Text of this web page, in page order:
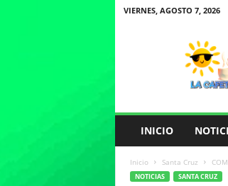
VIERNES, AGOSTO 7, 2026
INICIO
Inicio Santa Cruz
NOTICIAS SANTA CRUZ